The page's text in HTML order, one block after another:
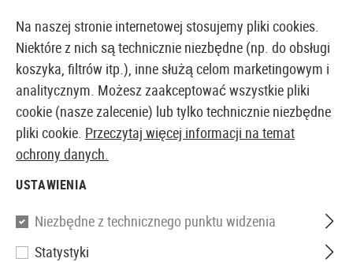
EUROPEJSKI AIRSOFT SKLEP I HURTOWNIA
Strona główna
2 Produkty
Na naszej stronie internetowej stosujemy pliki cookies.
Niektóre z nich są technicznie niezbędne (np. do obsługi
koszyka, filtrów itp.), inne służą celom marketingowym i
analitycznym. Możesz zaakceptować wszystkie pliki
cookie (nasze zalecenie) lub tylko technicznie niezbędne
pliki cookie. Przeczytaj więcej informacji na temat
ochrony danych.
USTAWIENIA
Niezbędne z technicznego punktu widzenia
Statystyki